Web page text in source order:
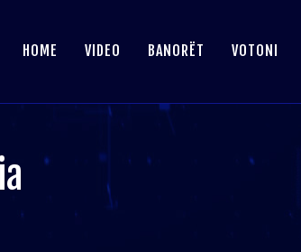
HOME VIDEO BANORËT VOTONI